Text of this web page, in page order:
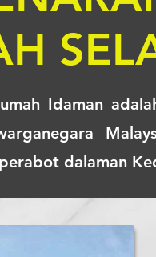
Idaman
dalaman